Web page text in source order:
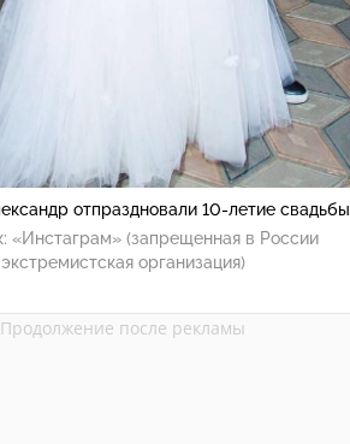
отпраздновали 10-летие свадьбы
«Инстаграм» (запрещенная в России
экстремистская организация)